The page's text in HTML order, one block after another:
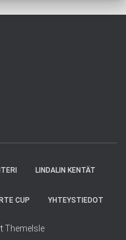
LINDALIN KENTÄT
CUP YHTEYSTIEDOT
ThemeIsle